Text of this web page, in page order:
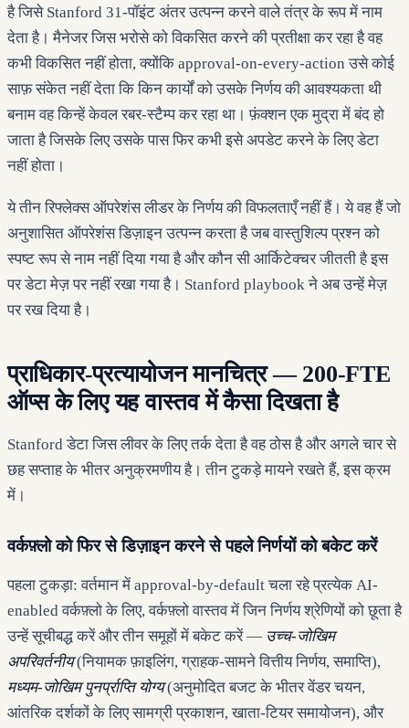
है जिसे Stanford 31-पॉइंट अंतर उत्पन्न करने वाले तंत्र के रूप में नाम
देता है। मैनेजर जिस भरोसे को विकसित करने की प्रतीक्षा कर रहा है वह
कभी विकसित नहीं होता, क्योंकि approval-on-every-action उसे कोई
साफ़ संकेत नहीं देता कि किन कार्यों को उसके निर्णय की आवश्यकता थी
बनाम वह किन्हें केवल रबर-स्टैम्प कर रहा था। फ़ंक्शन एक मुद्रा में बंद हो
जाता है जिसके लिए उसके पास फिर कभी इसे अपडेट करने के लिए डेटा
नहीं होता।
ये तीन रिफ्लेक्स ऑपरेशंस लीडर के निर्णय की विफलताएँ नहीं हैं। ये वह हैं जो
अनुशासित ऑपरेशंस डिज़ाइन उत्पन्न करता है जब वास्तुशिल्प प्रश्न को
स्पष्ट रूप से नाम नहीं दिया गया है और कौन सी आर्किटेक्चर जीतती है इस
पर डेटा मेज़ पर नहीं रखा गया है। Stanford playbook ने अब उन्हें मेज़
पर रख दिया है।
प्राधिकार-प्रत्यायोजन मानचित्र — 200-FTE
ऑप्स के लिए यह वास्तव में कैसा दिखता है
Stanford डेटा जिस लीवर के लिए तर्क देता है वह ठोस है और अगले चार से
छह सप्ताह के भीतर अनुक्रमणीय है। तीन टुकड़े मायने रखते हैं, इस क्रम
में।
वर्कफ़्लो को फिर से डिज़ाइन करने से पहले निर्णयों को बकेट करें
पहला टुकड़ा: वर्तमान में approval-by-default चला रहे प्रत्येक AI-
enabled वर्कफ़्लो के लिए, वर्कफ़्लो वास्तव में जिन निर्णय श्रेणियों को छूता है
उन्हें सूचीबद्ध करें और तीन समूहों में बकेट करें — उच्च-जोखिम
अपरिवर्तनीय(नियामक फ़ाइलिंग, ग्राहक-सामने वित्तीय निर्णय, समाप्ति),
मध्यम-जोखिम पुनर्प्राप्ति योग्य(अनुमोदित बजट के भीतर वेंडर चयन,
आंतरिक दर्शकों के लिए सामग्री प्रकाशन, खाता-टियर समायोजन), और